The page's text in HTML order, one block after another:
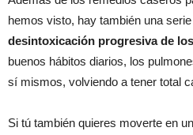
hemos visto, hay también una
desintoxicación progresiva de
buenos hábitos diarios, los
sí mismos, volviendo a tener total
Si tú también quieres moverte en